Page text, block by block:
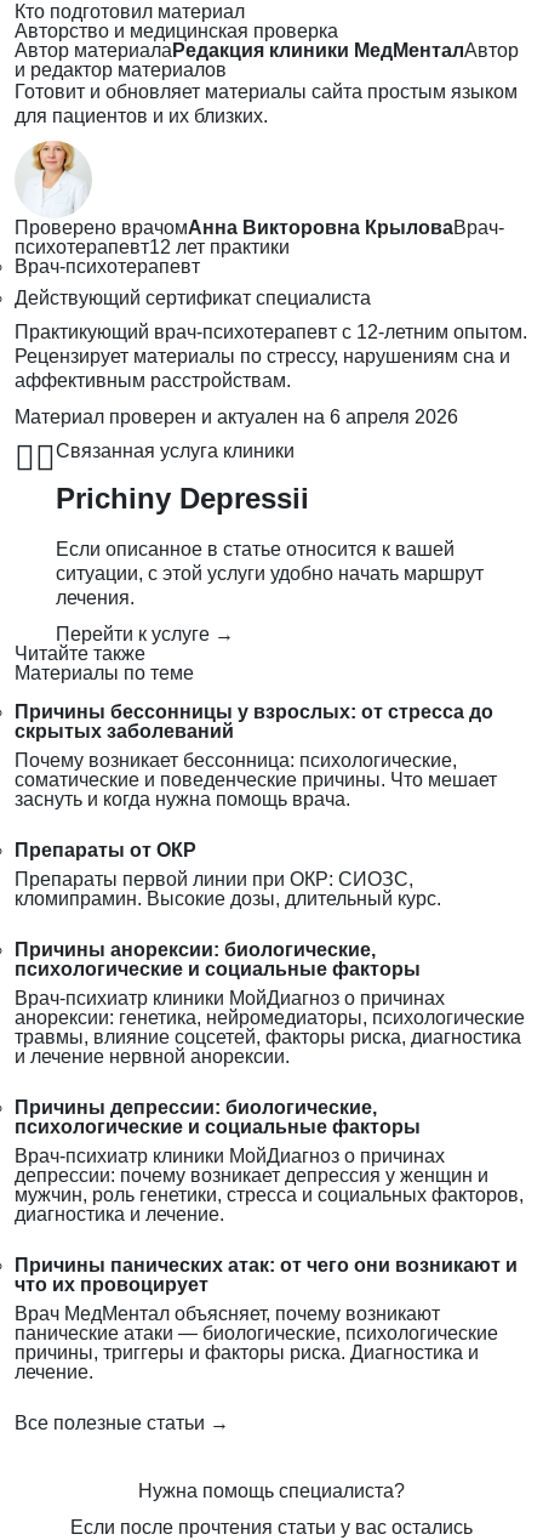
Кто подготовил материал
Авторство и медицинская проверка
Автор материала Редакция клиники МедМенталАвтор
и редактор материалов
Готовит и обновляет материалы сайта простым языком
для пациентов и их близких.
Проверено врачомАнна Викторовна КрыловаВрач-
психотерапевт12 лет практики
Врач-психотерапевт
Действующий сертификат специалиста
Практикующий врач-психотерапевт с 12-летним опытом.
Рецензирует материалы по стрессу, нарушениям сна и
аффективным расстройствам.
Материал проверен и актуален на 6 апреля 2026
👨‍⚕️Связанная услуга клиники
Prichiny Depressii
Если описанное в статье относится к вашей
ситуации, с этой услуги удобно начать маршрут
лечения.
Перейти к услуге →
Читайте также
Материалы по теме
Причины бессонницы у взрослых: от стресса до
скрытых заболеваний
Почему возникает бессонница: психологические,
соматические и поведенческие причины. Что мешает
заснуть и когда нужна помощь врача.
Препараты от ОКР
Препараты первой линии при ОКР: СИОЗС,
кломипрамин. Высокие дозы, длительный курс.
Причины анорексии: биологические,
психологические и социальные факторы
Врач-психиатр клиники МойДиагноз о причинах
анорексии: генетика, нейромедиаторы, психологические
травмы, влияние соцсетей, факторы риска, диагностика
и лечение нервной анорексии.
Причины депрессии: биологические,
психологические и социальные факторы
Врач-психиатр клиники МойДиагноз о причинах
депрессии: почему возникает депрессия у женщин и
мужчин, роль генетики, стресса и социальных факторов,
диагностика и лечение.
Причины панических атак: от чего они возникают и
что их провоцирует
Врач МедМентал объясняет, почему возникают
панические атаки — биологические, психологические
причины, триггеры и факторы риска. Диагностика и
лечение.
Все полезные статьи →
Нужна помощь специалиста?
Если после прочтения статьи у вас остались